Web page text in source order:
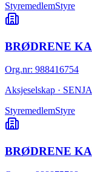
StyremedlemStyre
BRØDRENE
Org.nr: 988416754
Aksjeselskap ·
StyremedlemStyre
BRØDRENE